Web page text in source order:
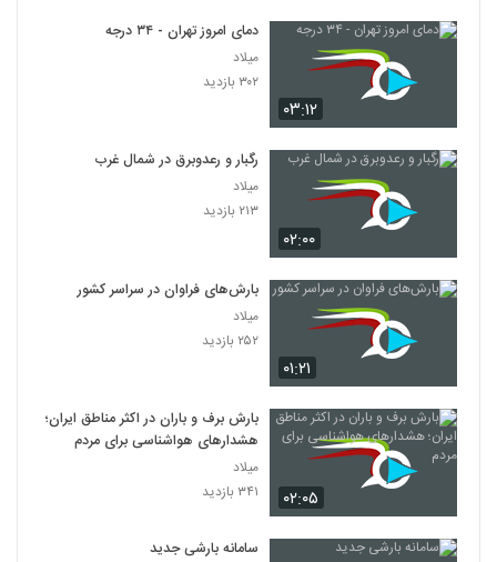
۰۳:۱۲
دمای امروز تهران - ۳۴ درجه
میلاد
۳۰۲ بازدید
۰۲:۰۰
رگبار و رعدوبرق در شمال غرب
میلاد
۲۱۳ بازدید
۰۱:۲۱
بارش‌های فراوان در سراسر کشور
میلاد
۲۵۲ بازدید
۰۲:۰۵
بارش برف و باران در اکثر مناطق ایران؛
هشدارهای هواشناسی برای مردم
میلاد
۳۴۱ بازدید
سامانه بارشی جدید